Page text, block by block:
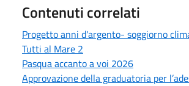
Contenuti correlati
Progetto anni d'argento- soggiorno
Tutti al Mare 2
Pasqua accanto a voi 2026
Approvazione della graduatoria per